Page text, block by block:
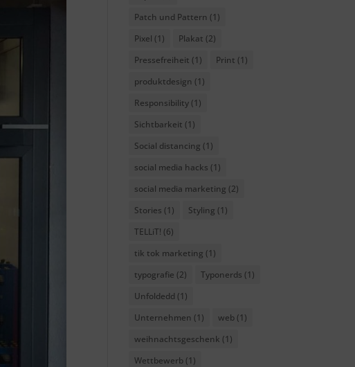
Patch und Pattern (1)
Pixel (1) Plakat (2)
Pressefreiheit (1) Print (1)
produktdesign (1)
Responsibility(1)
Sichtbarkeit (1)
Social distancing (1)
social media hacks (1)
social media marketing (2)
Stories (1) Styling (1)
TELLiT! (6)
tik tok marketing (1)
typografie (2) Typonerds (1)
Unfoldedd (1)
Unternehmen (1) web(1)
weihnachtsgeschenk (1)
Wettbewerb(1)